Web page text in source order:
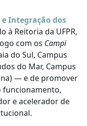
Integração dos
à Reitoria da UFPR,
com os Campi
do Sul, Campus
do Mar, Campus
— e de promover
funcionamento,
e acelerador de